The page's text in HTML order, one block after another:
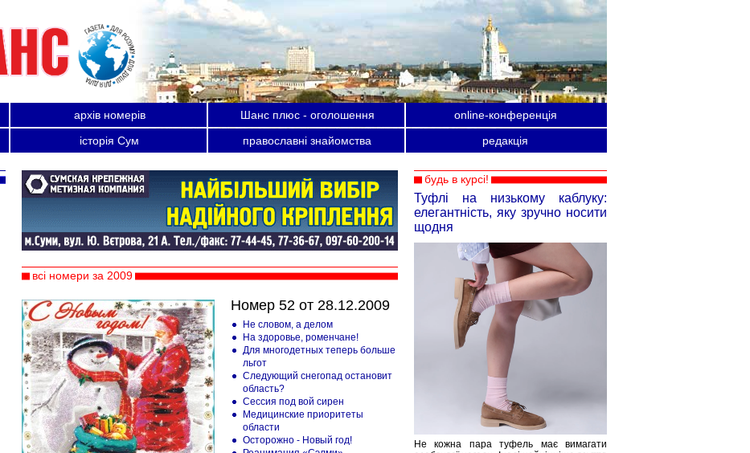
архів номерів Шанс плюс - оголошення
online-конференція
історія Сум православні знайомства редакція
всі номери за 2009
Номер 52 от 28.12.2009
Не словом, а делом
На здоровье, роменчане!
Для многодетных теперь больше
льгот
Следующий снегопад остановит
область?
Сессия под вой сирен
Медицинские приоритеты
области
Осторожно - Новый год!
будь в курсі!
Туфлі на низькому каблуку:
елегантність, яку зручно носити
щодня
Не кожна пара туфель має вимагати